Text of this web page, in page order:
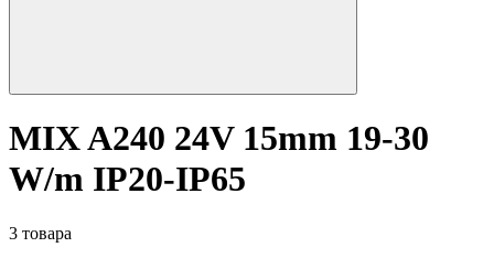
MIX A240 24V 15mm 19-30
W/m IP20-IP65
3 товара